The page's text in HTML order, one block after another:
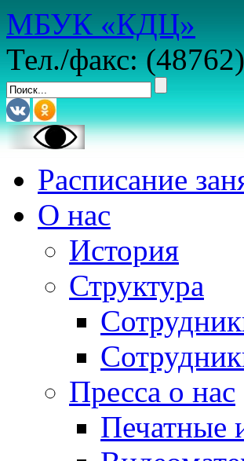
МБУК «КДЦ»
Тел./факс:
Расписание
О нас
История
Структура
Пресса о нас
Печатные